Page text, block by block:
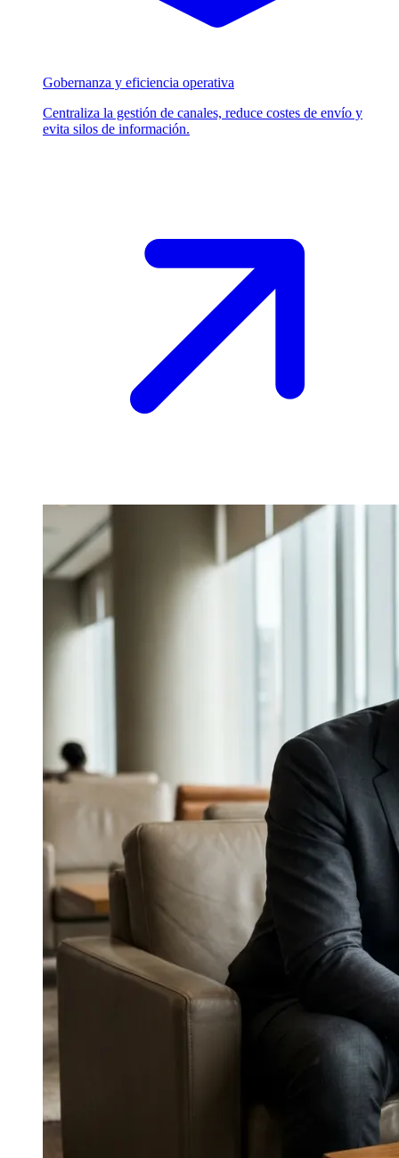
Gobernanza y eficiencia operativa
Centraliza la gestión de canales, reduce costes de envío y
evita silos de información.